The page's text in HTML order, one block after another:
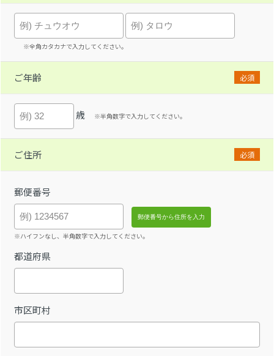
※全角カタカナで入力してください。
ご年齢 必須
歳 ※半角数字で入力してください。
ご住所 必須
郵便番号
※ハイフンなし、半角数字で入力してください。
都道府県
市区町村